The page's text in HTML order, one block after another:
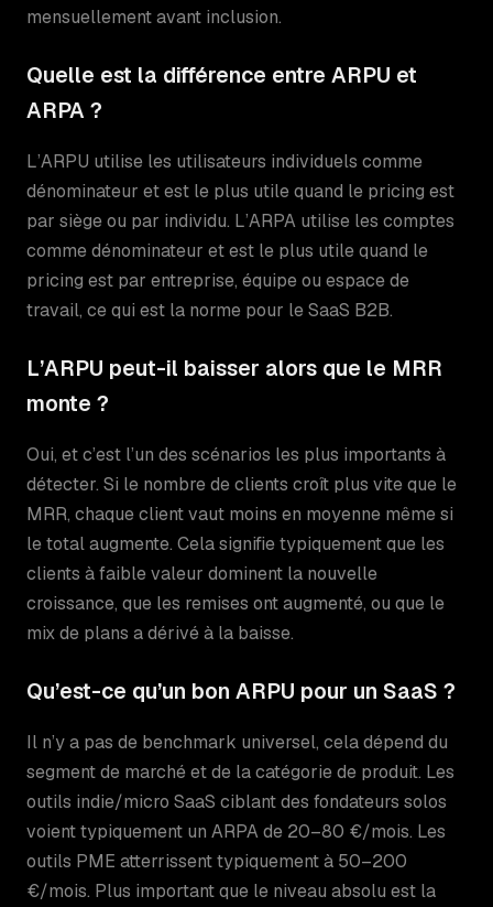
mensuellement avant inclusion.
Quelle est la différence entre ARPU et
ARPA ?
L’ARPU utilise les utilisateurs individuels comme
dénominateur et est le plus utile quand le pricing est
par siège ou par individu. L’ARPA utilise les comptes
comme dénominateur et est le plus utile quand le
pricing est par entreprise, équipe ou espace de
travail, ce qui est la norme pour le SaaS B2B.
L’ARPU peut-il baisser alors que le MRR
monte ?
Oui, et c’est l’un des scénarios les plus importants à
détecter. Si le nombre de clients croît plus vite que le
MRR, chaque client vaut moins en moyenne même si
le total augmente. Cela signifie typiquement que les
clients à faible valeur dominent la nouvelle
croissance, que les remises ont augmenté, ou que le
mix de plans a dérivé à la baisse.
Qu’est-ce qu’un bon ARPU pour un SaaS ?
Il n’y a pas de benchmark universel, cela dépend du
segment de marché et de la catégorie de produit. Les
outils indie/micro SaaS ciblant des fondateurs solos
voient typiquement un ARPA de 20–80 €/mois. Les
outils PME atterrissent typiquement à 50–200
€/mois. Plus important que le niveau absolu est la